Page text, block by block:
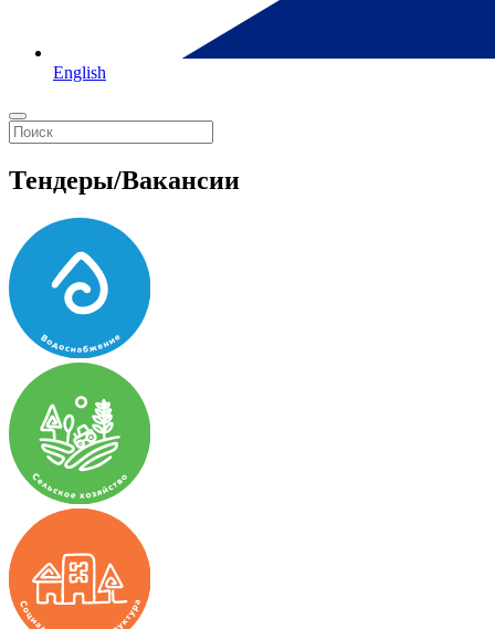
English
Тендеры/Вакансии